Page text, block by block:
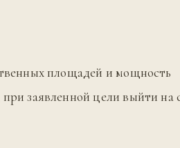
площадей и мощность
заявленной цели выйти на